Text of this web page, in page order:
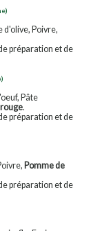
d'olive, Poivre,
préparation et de
Pâte
.
préparation et de
Pomme de
préparation et de